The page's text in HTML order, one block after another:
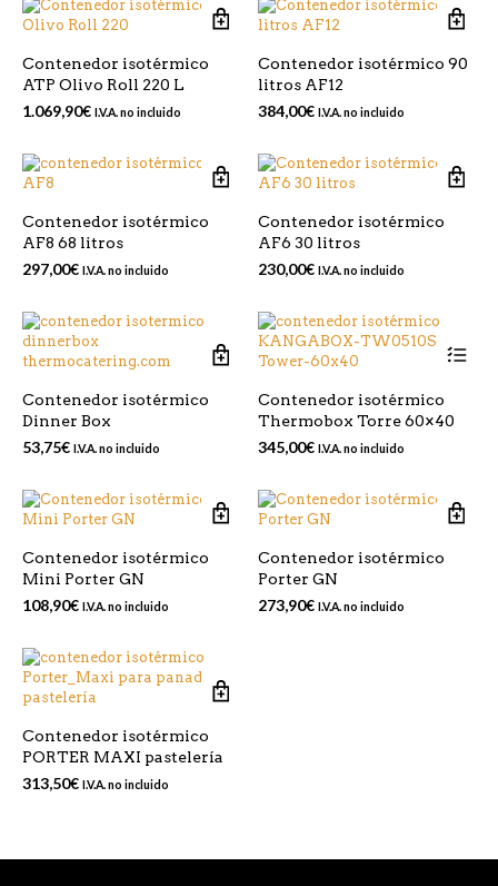
Contenedor isotérmico
ATP Olivo Roll 220 L
1.069,90€ I.V.A. no incluido
Contenedor isotérmico 90
litros AF12
384,00€ I.V.A. no incluido
Contenedor isotérmico
AF8 68 litros
297,00€ I.V.A. no incluido
Contenedor isotérmico
AF6 30 litros
230,00€ I.V.A. no incluido
Contenedor isotérmico
Dinner Box
53,75€ I.V.A. no incluido
Contenedor isotérmico
Thermobox Torre 60×40
345,00€ I.V.A. no incluido
Contenedor isotérmico
Mini Porter GN
108,90€ I.V.A. no incluido
Contenedor isotérmico
Porter GN
273,90€ I.V.A. no incluido
Contenedor isotérmico
PORTER MAXI pastelería
313,50€ I.V.A. no incluido